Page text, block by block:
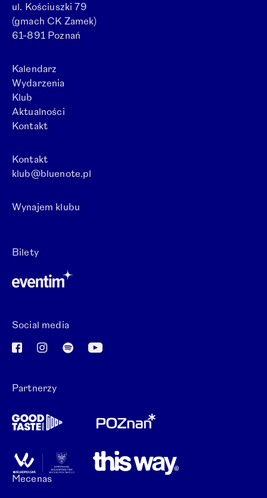
ul. Kościuszki 79
(gmach CK Zamek)
61-891 Poznań
Kalendarz
Wydarzenia
Klub
Aktualności
Kontakt
Kontakt
klub@bluenote.pl
Wynajem klubu
BiletyOtwórz link w nowej karcie.
Social media
Partnerzy
Mecenas